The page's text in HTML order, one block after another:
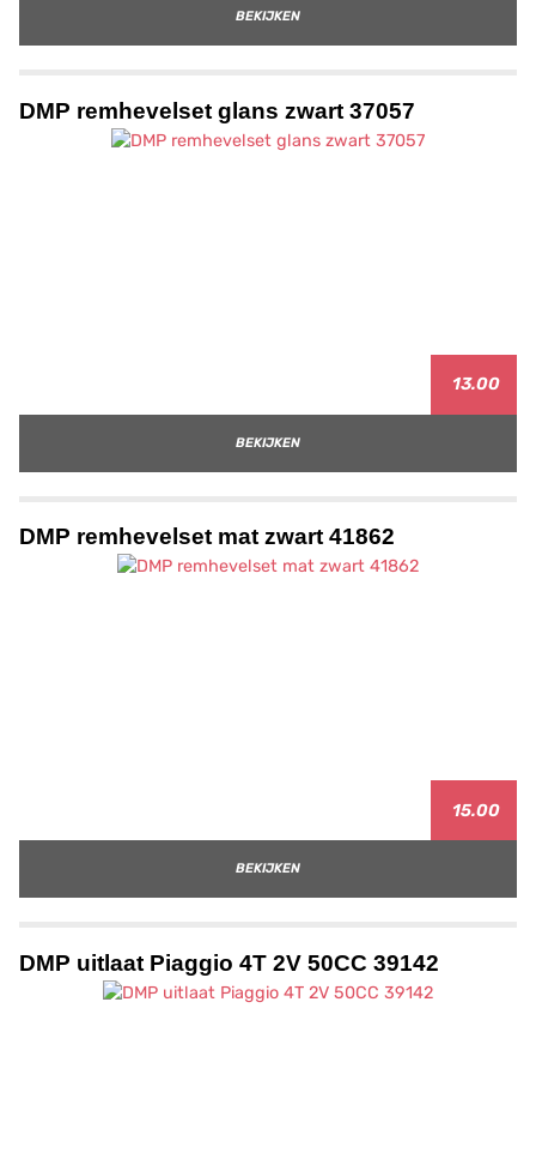
BEKIJKEN
DMP remhevelset glans zwart 37057
13.00
BEKIJKEN
DMP remhevelset mat zwart 41862
15.00
BEKIJKEN
DMP uitlaat Piaggio 4T 2V 50CC 39142